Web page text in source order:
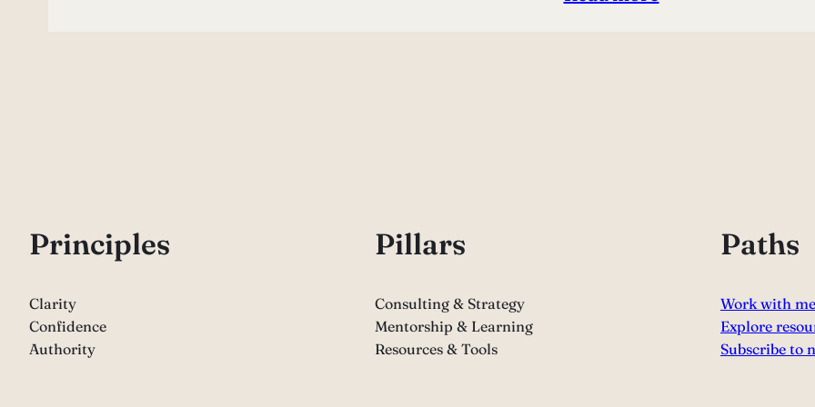
Principles
Clarity
Confidence
Authority
Pillars
Consulting & Strategy
Mentorship & Learning
Resources & Tools
Paths
Work with me
Explore
Subscribe to